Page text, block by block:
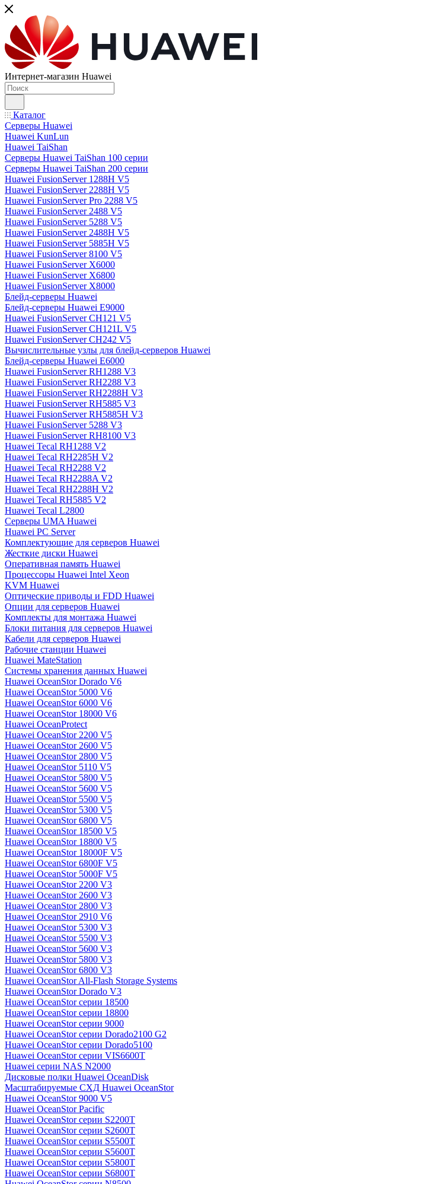
Интернет-магазин Huawei
Каталог
Серверы Huawei
Huawei KunLun
Huawei TaiShan
Серверы Huawei TaiShan 100 серии
Серверы Huawei TaiShan 200 серии
Huawei FusionServer 1288H V5
Huawei FusionServer 2288H V5
Huawei FusionServer Pro 2288 V5
Huawei FusionServer 2488 V5
Huawei FusionServer 5288 V5
Huawei FusionServer 2488H V5
Huawei FusionServer 5885H V5
Huawei FusionServer 8100 V5
Huawei FusionServer X6000
Huawei FusionServer X6800
Huawei FusionServer X8000
Блейд-серверы Huawei
Блейд-серверы Huawei E9000
Huawei FusionServer CH121 V5
Huawei FusionServer CH121L V5
Huawei FusionServer CH242 V5
Вычислительные узлы для блейд-серверов Huawei
Блейд-серверы Huawei E6000
Huawei FusionServer RH1288 V3
Huawei FusionServer RH2288 V3
Huawei FusionServer RH2288H V3
Huawei FusionServer RH5885 V3
Huawei FusionServer RH5885H V3
Huawei FusionServer 5288 V3
Huawei FusionServer RH8100 V3
Huawei Tecal RH1288 V2
Huawei Tecal RH2285H V2
Huawei Tecal RH2288 V2
Huawei Tecal RH2288A V2
Huawei Tecal RH2288H V2
Huawei Tecal RH5885 V2
Huawei Tecal L2800
Серверы UMA Huawei
Huawei PC Server
Комплектующие для серверов Huawei
Жесткие диски Huawei
Оперативная память Huawei
Процессоры Huawei Intel Xeon
KVM Huawei
Оптические приводы и FDD Huawei
Опции для серверов Huawei
Комплекты для монтажа Huawei
Блоки питания для серверов Huawei
Кабели для серверов Huawei
Рабочие станции Huawei
Huawei MateStation
Системы хранения данных Huawei
Huawei OceanStor Dorado V6
Huawei OceanStor 5000 V6
Huawei OceanStor 6000 V6
Huawei OceanStor 18000 V6
Huawei OceanProtect
Huawei OceanStor 2200 V5
Huawei OceanStor 2600 V5
Huawei OceanStor 2800 V5
Huawei OceanStor 5110 V5
Huawei OceanStor 5800 V5
Huawei OceanStor 5600 V5
Huawei OceanStor 5500 V5
Huawei OceanStor 5300 V5
Huawei OceanStor 6800 V5
Huawei OceanStor 18500 V5
Huawei OceanStor 18800 V5
Huawei OceanStor 18000F V5
Huawei OceanStor 6800F V5
Huawei OceanStor 5000F V5
Huawei OceanStor 2200 V3
Huawei OceanStor 2600 V3
Huawei OceanStor 2800 V3
Huawei OceanStor 2910 V6
Huawei OceanStor 5300 V3
Huawei OceanStor 5500 V3
Huawei OceanStor 5600 V3
Huawei OceanStor 5800 V3
Huawei OceanStor 6800 V3
Huawei OceanStor All-Flash Storage Systems
Huawei OceanStor Dorado V3
Huawei OceanStor серии 18500
Huawei OceanStor серии 18800
Huawei OceanStor серии 9000
Huawei OceanStor серии Dorado2100 G2
Huawei OceanStor серии Dorado5100
Huawei OceanStor серии VIS6600T
Huawei серии NAS N2000
Дисковые полки Huawei OceanDisk
Масштабируемые СХД Huawei OceanStor
Huawei OceanStor 9000 V5
Huawei OceanStor Pacific
Huawei OceanStor серии S2200T
Huawei OceanStor серии S2600T
Huawei OceanStor серии S5500T
Huawei OceanStor серии S5600T
Huawei OceanStor серии S5800T
Huawei OceanStor серии S6800T